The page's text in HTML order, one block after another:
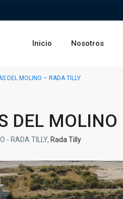
Inicio Nosotros
DEL MOLINO – RADA TILLY
DEL
- RADA TILLY, Rada Tilly